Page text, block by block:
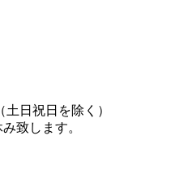
土日祝日を除く）
致します。